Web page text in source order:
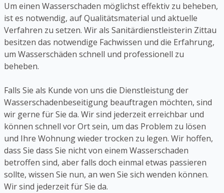
Um einen Wasserschaden möglichst effektiv zu beheben,
ist es notwendig, auf Qualitätsmaterial und aktuelle
Verfahren zu setzen. Wir als Sanitärdienstleisterin Zittau
besitzen das notwendige Fachwissen und die Erfahrung,
um Wasserschäden schnell und professionell zu
beheben.
Falls Sie als Kunde von uns die Dienstleistung der
Wasserschadenbeseitigung beauftragen möchten, sind
wir gerne für Sie da. Wir sind jederzeit erreichbar und
können schnell vor Ort sein, um das Problem zu lösen
und Ihre Wohnung wieder trocken zu legen. Wir hoffen,
dass Sie dass Sie nicht von einem Wasserschaden
betroffen sind, aber falls doch einmal etwas passieren
sollte, wissen Sie nun, an wen Sie sich wenden können.
Wir sind jederzeit für Sie da.